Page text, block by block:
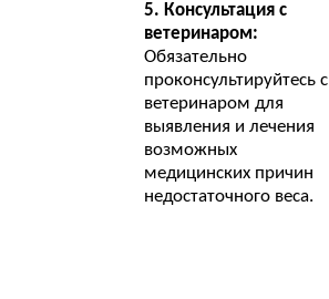
5. Консультация с
ветеринаром:
Обязательно
проконсультируйтесь с
ветеринаром для
выявления и лечения
возможных
медицинских причин
недостаточного веса.